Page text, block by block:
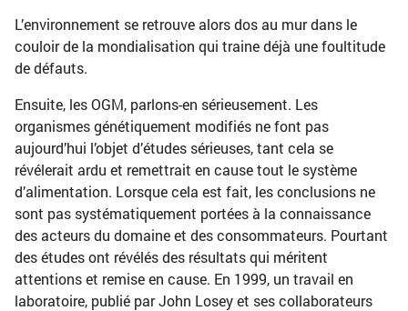
L’environnement se retrouve alors dos au mur dans le
couloir de la mondialisation qui traine déjà une foultitude
de défauts.
Ensuite, les OGM, parlons-en sérieusement. Les
organismes génétiquement modifiés ne font pas
aujourd’hui l’objet d’études sérieuses, tant cela se
révélerait ardu et remettrait en cause tout le système
d’alimentation. Lorsque cela est fait, les conclusions ne
sont pas systématiquement portées à la connaissance
des acteurs du domaine et des consommateurs. Pourtant
des études ont révélés des résultats qui méritent
attentions et remise en cause. En 1999, un travail en
laboratoire, publié par John Losey et ses collaborateurs